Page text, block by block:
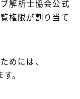
解析士協会公式
権限が割り当て
めには、
。